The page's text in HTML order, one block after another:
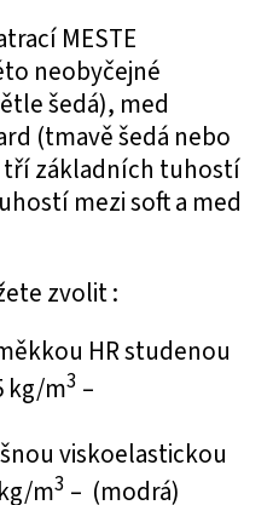
MESTE
neobyčejné
šedá), med
(tmavě šedá nebo
základních tuhostí
mezi soft a med
zvolit :
HR studenou
kg/m3 –
viskoelastickou
m3 – (modrá)